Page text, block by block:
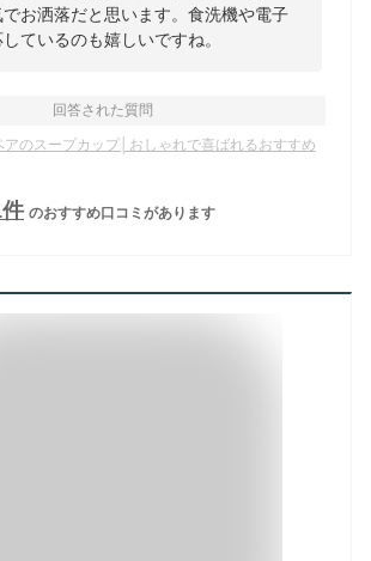
でお洒落だと思います。食洗機や電子
ているのも嬉しいですね。
回答された質問
のスープカップ│おしゃれで喜ばれるおすすめ
件 のおすすめ口コミがあります